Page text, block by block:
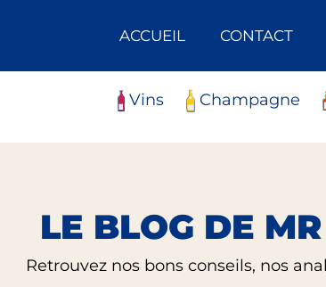
ACCUEIL CONTACT
Vins Champagne
LE BLOG DE
Retrouvez nos bons conseils, nos